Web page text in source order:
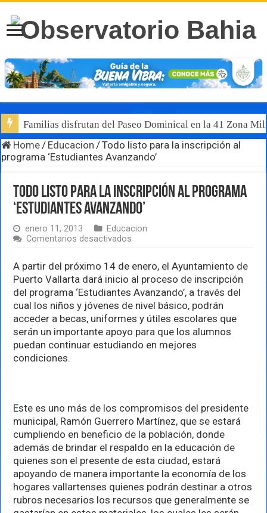
Familias disfrutan del Paseo Dominical en la 41 Zona
Home / Educacion /Todo listo para la inscripción al
programa ‘Estudiantes Avanzando’
Todo listo para la inscripción al programa
‘Estudiantes Avanzando’
enero 11, 2013
Educacion
Comentarios desactivados
para
la
inscripción
al
programa
‘Estudiantes
Avanzando’
A partir del próximo 14 de enero, el Ayuntamiento de
Puerto Vallarta dará inicio al proceso de inscripción
del programa ‘Estudiantes Avanzando’, a través del
cual los niños y jóvenes de nivel básico, podrán
acceder a becas, uniformes y útiles escolares que
serán un importante apoyo para que los alumnos
puedan continuar estudiando en mejores
condiciones.
Este es uno más de los compromisos del presidente
municipal, Ramón Guerrero Martínez, que se estará
cumpliendo en beneficio de la población, donde
además de brindar el respaldo en la educación de
quienes son el presente de esta ciudad, estará
apoyando de manera importante la economía de los
hogares vallartenses quienes podrán destinar a otros
rubros necesarios los recursos que generalmente se